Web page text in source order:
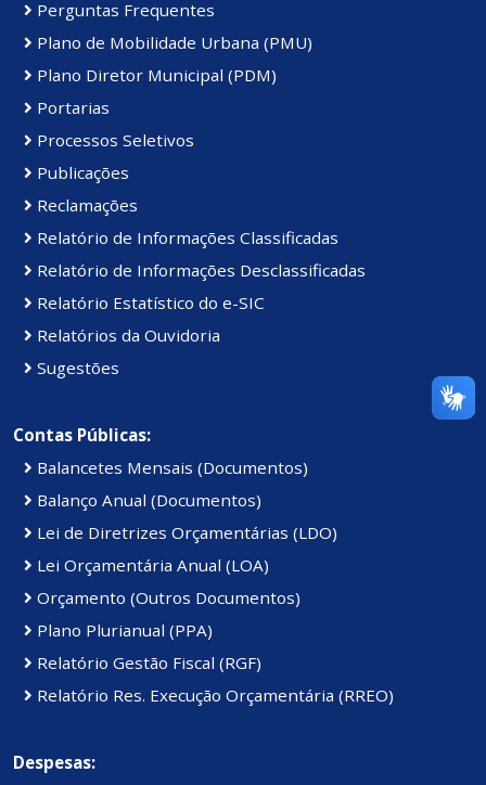
Perguntas Frequentes
Plano de Mobilidade Urbana (PMU)
Plano Diretor Municipal (PDM)
Portarias
Processos Seletivos
Publicações
Reclamações
Relatório de Informações Classificadas
Relatório de Informações Desclassificadas
Relatório Estatístico do e-SIC
Relatórios da Ouvidoria
Sugestões
Contas Públicas:
Balancetes Mensais (Documentos)
Balanço Anual (Documentos)
Lei de Diretrizes Orçamentárias (LDO)
Lei Orçamentária Anual (LOA)
Orçamento (Outros Documentos)
Plano Plurianual (PPA)
Relatório Gestão Fiscal (RGF)
Relatório Res. Execução Orçamentária (RREO)
Despesas: